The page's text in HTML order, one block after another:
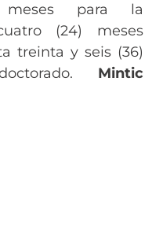
para la
(24) meses
treinta y seis (36)
Mintic